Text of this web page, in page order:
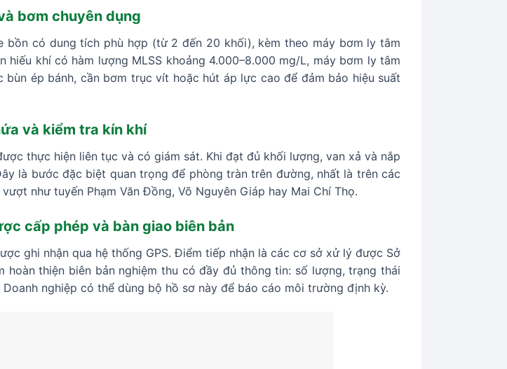
bơm chuyên dụng
bồn có dung tích phù hợp (từ 2 đến 20 khối), kèm theo máy bơm ly tâm
khí có hàm lượng MLSS khoảng 4.000–8.000 mg/L, máy bơm ly tâm
ép bánh, cần bơm trục vít hoặc hút áp lực cao để đảm bảo hiệu suất
và kiểm tra kín khí
thực hiện liên tục và có giám sát. Khi đạt đủ khối lượng, van xả và nắp
là bước đặc biệt quan trọng để phòng tràn trên đường, nhất là trên các
như tuyến Phạm Văn Đồng, Võ Nguyên Giáp hay Mai Chí Thọ.
cấp phép và bàn giao biên bản
ghi nhận qua hệ thống GPS. Điểm tiếp nhận là các cơ sở xử lý được Sở
hoàn thiện biên bản nghiệm thu có đầy đủ thông tin: số lượng, trạng thái
nghiệp có thể dùng bộ hồ sơ này để báo cáo môi trường định kỳ.